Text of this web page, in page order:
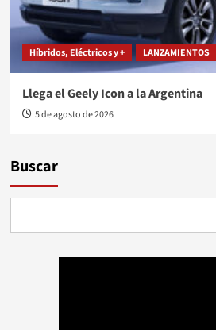
Híbridos, Eléctricos y + LANZAMIENTOS
Llega el Geely Icon a la Argentina
5 de agosto de 2026
Buscar